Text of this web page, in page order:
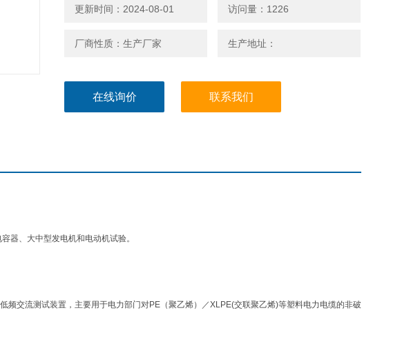
更新时间：2024-08-01 访问量：1226
厂商性质：生产厂家 生产地址：
在线询价 联系我们
器、大中型发电机和电动机试验。
交流测试装置，主要用于电力部门对PE（聚乙烯）／XLPE(交联聚乙烯)等塑料电力电缆的非破